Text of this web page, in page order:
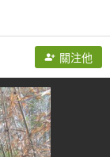
關注他